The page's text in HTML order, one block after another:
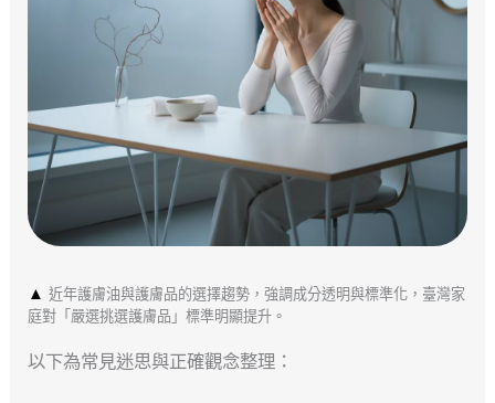
▲ 近年護膚油與護膚品的選擇趨勢，強調成分透明與標準化，臺灣家
庭對「嚴選挑選護膚品」標準明顯提升。
以下為常見迷思與正確觀念整理：